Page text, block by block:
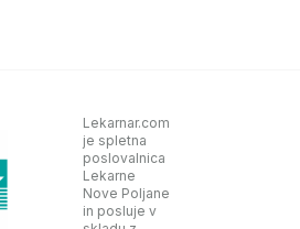
Lekarnar.com
je spletna
poslovalnica
Lekarne
Nove Poljane
in posluje v